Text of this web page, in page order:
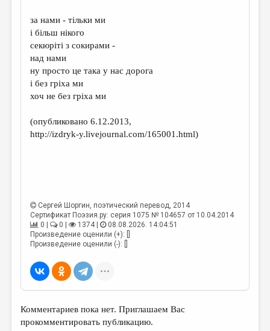
ПУБЛИЦИСТИКА
РЕЦЕНЗИРОВАНИЕ
ЦИКЛЫ ПУБЛИКАЦИЙ
ТРЕДИАКОВСКИЙ
МЕДИА
ВКОНТАКТЕ
за нами - тільки ми
і більш нікого
секюріті з сокирами -
над нами
ну просто це така у нас дорога
і без гріха ми
хоч не без гріха ми
(опубликовано 6.12.2013,
http://izdryk-y.livejournal.com/165001.html)
Сергей Шоргин, поэтический перевод, 2014
Сертификат Поэзия.ру: серия 1075 № 104657 от 10.04.2014
0 |
0 | 1374 |
08.08.2026. 14:04:51
Произведение оценили (+): []
Произведение оценили (-): []
Комментариев пока нет. Приглашаем Вас
прокомментировать публикацию.